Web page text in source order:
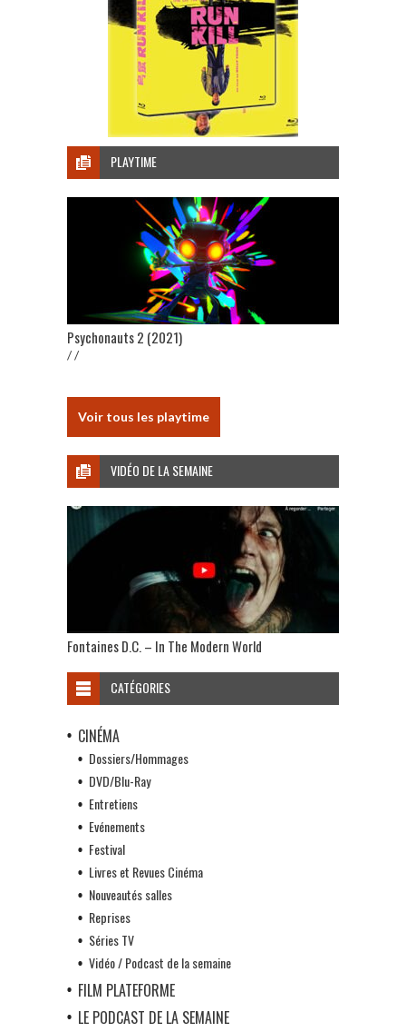
PLAYTIME
Psychonauts 2 (2021)
/ /
Voir tous les playtime
VIDÉO DE LA SEMAINE
Fontaines D.C. – In The Modern World
CATÉGORIES
CINÉMA
Dossiers/Hommages
DVD/Blu-Ray
Entretiens
Evénements
Festival
Livres et Revues Cinéma
Nouveautés salles
Reprises
Séries TV
Vidéo / Podcast de la semaine
FILM PLATEFORME
LE PODCAST DE LA SEMAINE